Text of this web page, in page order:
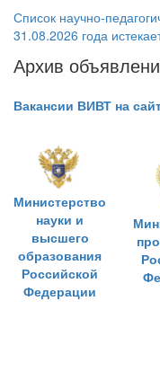
Список научно-
31.08.2026 года
Архив
Вакансии ВИВТ на
Министерство
науки и
высшего
образования
Российской
Федерации